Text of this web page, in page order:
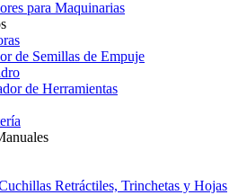
para Maquinarias
de Semillas de Empuje
de Herramientas
Retráctiles, Trinchetas y Hojas